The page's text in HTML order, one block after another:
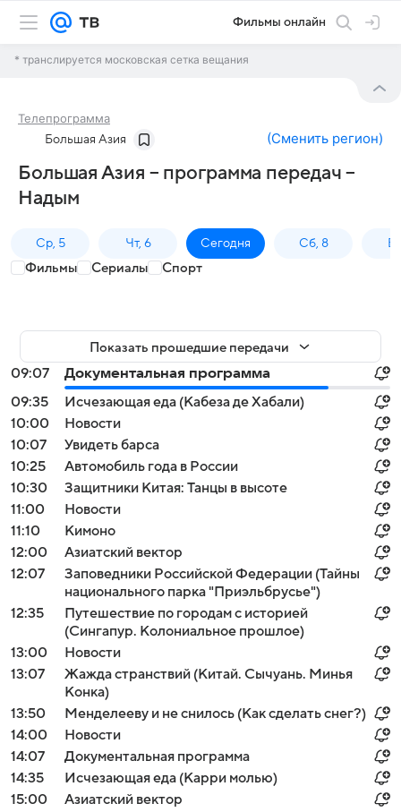
Фильмы онлайн
* транслируется московская сетка вещания
Телепрограмма
Большая Азия (Сменить регион)
Большая Азия – программа передач –
Надым
Ср, 5 Чт, 6 Сегодня Сб, 8
Фильмы Сериалы Спорт
Показать прошедшие передачи
09:07
Документальная программа
09:35
Исчезающая еда (Кабеза де Хабали)
10:00
Новости
10:07
Увидеть барса
10:25
Автомобиль года в России
10:30
Защитники Китая: Танцы в высоте
11:00
Новости
11:10
Кимоно
12:00
Азиатский вектор
12:07
Заповедники Российской Федерации (Тайны
национального парка "Приэльбрусье")
12:35
Путешествие по городам с историей
(Сингапур. Колониальное прошлое)
13:00
Новости
13:07
Жажда странствий (Китай. Сычуань. Минья
Конка)
13:50
Менделееву и не снилось (Как сделать снег?)
14:00
Новости
14:07
Документальная программа
14:35
Исчезающая еда (Карри молью)
15:00
Азиатский вектор